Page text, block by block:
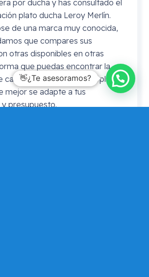
por ducha y has consultado el
plato ducha Leroy Merlín.
de una marca muy conocida,
que compares sus
otras disponibles en otras
que puedas encontrar la
cambio de bañera por un plato
mejor se adapte a tus
presupuesto.
👋¿Te asesoramos?